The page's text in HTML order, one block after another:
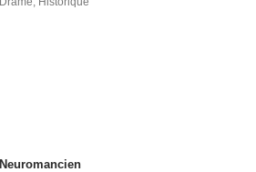
Neuromancien